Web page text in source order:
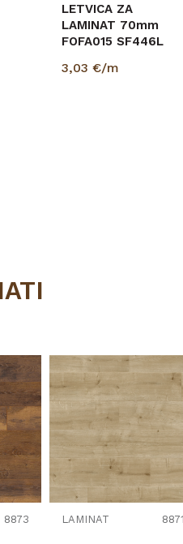
LETVICA ZA
LAMINAT 70mm
FOFA015 SF446L
K039/K629/R109/
3,03 €/m
8873 LAMINAT 8871